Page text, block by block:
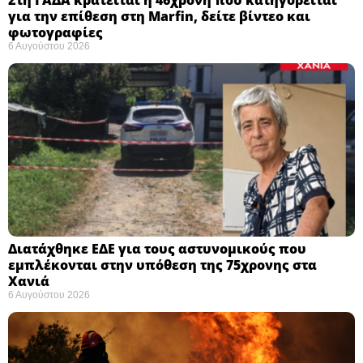
για την επίθεση στη Marfin, δείτε βίντεο και
φωτογραφίες
6 Αυγούστου 2026
Διατάχθηκε ΕΔΕ για τους αστυνομικούς που
εμπλέκονται στην υπόθεση της 75χρονης στα
Χανιά
6 Αυγούστου 2026